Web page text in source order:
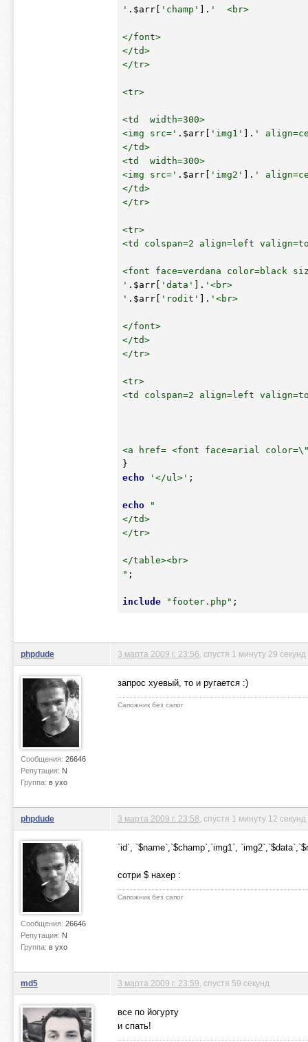
' . $arr[ 'champ' ]. '  <br>
</font>
</td>
</tr>
<tr>
<td  width=300>
<img src=' . $arr[ 'img1' ]. '
</td>
<td  width=300>
<img src=' . $arr[ 'img2' ]. '
</td>
</tr>
<tr>
<td colspan=2 align=left
<font face=verdana color=black
' . $arr[ 'data' ]. '<br>
' . $arr[ 'rodit' ]. '<br>
</font>
</td>
</tr>
<tr>
<td colspan=2 align=left
<a href= <font face=arial
echo
'</ul>' ;
echo
"
</td>
</tr>
</table><br>
" ;
include "footer.php"
phpdude
Сообщения: 26646
Репутация: N
Группа: в ухо
3 марта 2009 г. 23:56 , спустя 1 минуту 29 секунд
запрос хуевый, то и ругается :)
Сапожник без сапог
phpdude
Сообщения: 26646
Репутация: N
Группа: в ухо
3 марта 2009 г. 23:58 , спустя 1 минуту 12 секунд
`id`, `$name`,`$champ`,`img1`,
сотри $ нахер :
Сапожник без сапог
md5 3 марта 2009 г. 23:59 , спустя 59 секунд
все по йогурту
и спать!